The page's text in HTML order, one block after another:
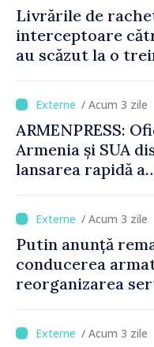
Livrările de
interceptoare
au scăzut la o
/ Acum 3 zile
ARMENPRESS:
Armenia și SUA
lansarea rapidă a
/ Acum 3 zile
Putin anunță
conducerea
reorganizarea
/ Acum 3 zile